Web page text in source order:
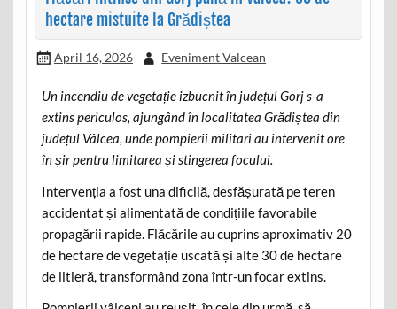
hectare mistuite la Grădiștea
April 16, 2026 Eveniment Valcean
Un incendiu de vegetație izbucnit în județul Gorj s-a
extins periculos, ajungând în localitatea Grădiștea din
județul Vâlcea, unde pompierii militari au intervenit ore
în șir pentru limitarea și stingerea focului.
Intervenția a fost una dificilă, desfășurată pe teren
accidentat și alimentată de condițiile favorabile
propagării rapide. Flăcările au cuprins aproximativ 20
de hectare de vegetație uscată și alte 30 de hectare
de litieră, transformând zona într-un focar extins.